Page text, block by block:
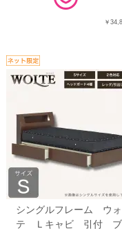
￥
シングルフレーム ウ
テ Ｌキャビ 引付 ブ